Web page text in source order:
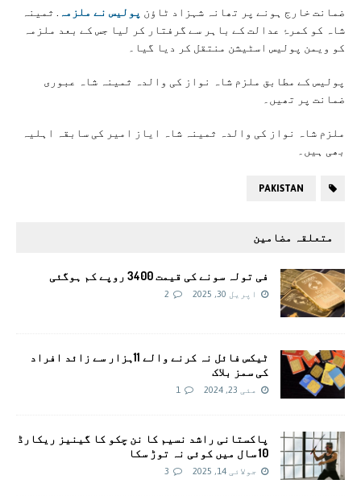
ضمانت خارج ہونے پر تھانہ شہزاد ٹاؤن پولیس نے ملزمہ
. ثمینہ
شاہ کو کمرۂ عدالت کے باہر سے گرفتار کر لیا جس کے بعد ملزمہ
کو ویمن پولیس اسٹیشن منتقل کر دیا گیا۔
پولیس کے مطابق ملزم شاہ نواز کی والدہ ثمینہ شاہ عبوری
ضمانت پر تھیں۔
ملزم شاہ نواز کی والدہ ثمینہ شاہ ایاز امیر کی سابقہ اہلیہ
بھی ہیں۔
PAKISTAN
متعلقہ مضامین
فی تولہ سونے کی قیمت 3400 روپے کم ہوگئی
اپریل 30, 2025 2
ٹیکس فائل نہ کرنے والے 11ہزار سے زائد افراد
کی سمز بلاک
مئی 23, 2024 1
پاکستانی راشد نسیم کا نن چکو کا گینیز ریکارڈ
10 سال میں کوئی نہ توڑ سکا
جولائی 14, 2025 3